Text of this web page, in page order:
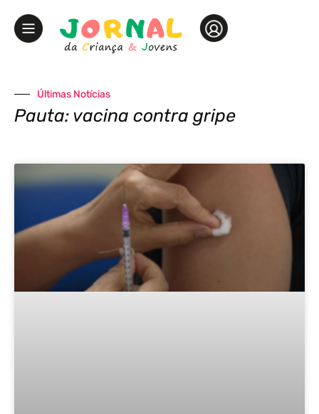
Últimas Notícias
Pauta: vacina contra gripe